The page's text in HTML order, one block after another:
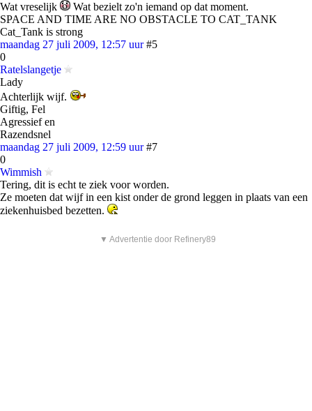
Wat vreselijk
Wat bezielt zo'n iemand op dat moment.
SPACE AND TIME ARE NO OBSTACLE TO CAT_TANK
Cat_Tank is strong
maandag 27 juli 2009, 12:57 uur #5
0
Ratelslangetje
Lady
Achterlijk wijf.
Giftig, Fel
Agressief en
Razendsnel
maandag 27 juli 2009, 12:59 uur #7
0
Wimmish
Tering, dit is echt te ziek voor worden.
Ze moeten dat wijf in een kist onder de grond leggen in plaats van een
ziekenhuisbed bezetten.
▼ Advertentie door Refinery89